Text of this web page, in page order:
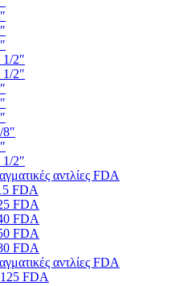
2″
2″
2″
αντλίες FDA
FDA
FDA
FDA
FDA
FDA
αντλίες FDA
FDA